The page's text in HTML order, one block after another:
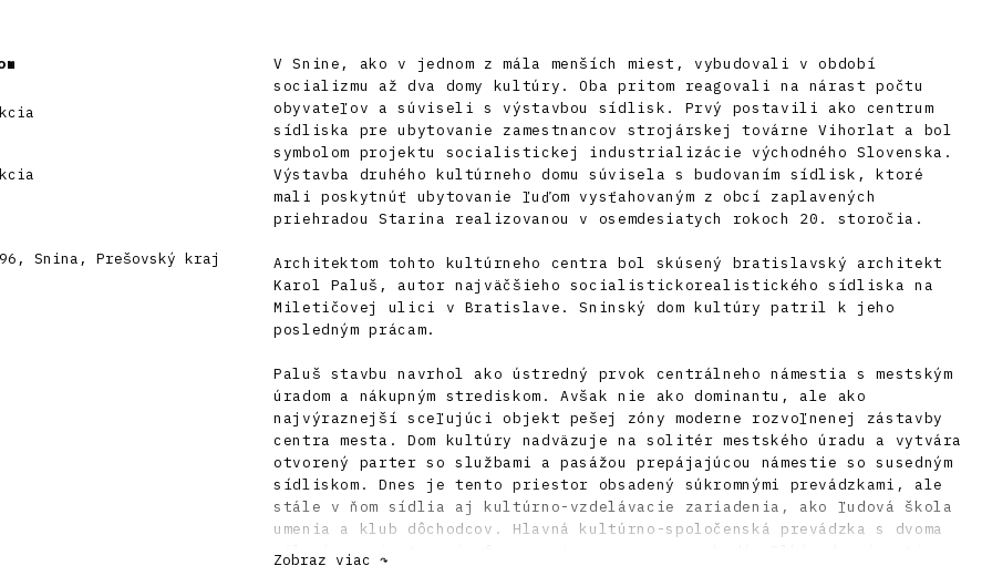
Snina, Prešovský kraj
V Snine, ako v jednom z mála menších miest, vybudovali v období
socializmu až dva domy kultúry. Oba pritom reagovali na nárast počtu
obyvateľov a súviseli s výstavbou sídlisk. Prvý postavili ako centrum
sídliska pre ubytovanie zamestnancov strojárskej továrne Vihorlat a bol
symbolom projektu socialistickej industrializácie východného Slovenska.
Výstavba druhého kultúrneho domu súvisela s budovaním sídlisk, ktoré
mali poskytnúť ubytovanie ľuďom vysťahovaným z obcí zaplavených
priehradou Starina realizovanou v osemdesiatych rokoch 20. storočia.
Architektom tohto kultúrneho centra bol skúsený bratislavský architekt
Karol Paluš, autor najväčšieho socialistickorealistického sídliska na
Miletičovej ulici v Bratislave. Sninský dom kultúry patril k jeho
posledným prácam.
Paluš stavbu navrhol ako ústredný prvok centrálneho námestia s mestským
úradom a nákupným strediskom. Avšak nie ako dominantu, ale ako
najvýraznejší sceľujúci objekt pešej zóny moderne rozvoľnenej zástavby
centra mesta. Dom kultúry nadväzuje na solitér mestského úradu a vytvára
otvorený parter so službami a pasážou prepájajúcou námestie so susedným
sídliskom. Dnes je tento priestor obsadený súkromnými prevádzkami, ale
stále v ňom sídlia aj kultúrno-vzdelávacie zariadenia, ako ľudová škola
umenia a klub dôchodcov. Hlavná kultúrno-spoločenská prevádzka s dvoma
sálami a priestranným foyerom je na prvom poschodí. Dlhé, do námestia
Zobraz viac ↷